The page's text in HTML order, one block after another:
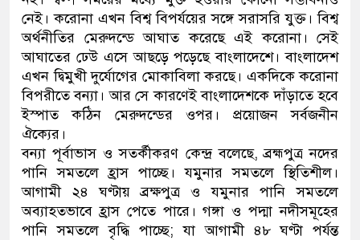
নেই। করোনা এখন বিশ্ব বিপর্যয়ের সঙ্গে সরাসরি যুক্ত। বিশ্ব
অর্থনীতির মেরুদন্ডে আঘাত করেছে এই করোনা। সেই
আঘাতের ঢেউ এসে আছড়ে পড়েছে বাংলাদেশে। বাংলাদেশ
এখন দ্বিমুখী দুর্যোগের মোকাবিলা করছে। একদিকে করোনা
বিপরীতে বন্যা। আর সে কারণেই বাংলাদেশকে দাঁড়াতে হবে
ইস্পাত কঠিন মেরুদন্ডের ওপর। প্রয়োজন সর্বজনীন
ঐক্যের।
বন্যা পূর্বাভাস ও সতর্কীকরণ কেন্দ্র বলেছে, ব্রহ্মপুত্র নদের
পানি সমতলে হ্রাস পাচ্ছে। যমুনার সমতলে স্থিতিশীল।
আগামী ২৪ ঘণ্টায় ব্রক্ষপুত্র ও যমুনার পানি সমতলে
অব্যাহতভাবে হ্রাস পেতে পারে। গঙ্গা ও পদ্মা নদীসমূহের
পানি সমতলে বৃদ্ধি পাচ্ছে; যা আগামী ৪৮ ঘণ্টা পর্যন্ত